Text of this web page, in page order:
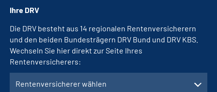
Ihre DRV
Die DRV besteht aus 14 regionalen Rentenversicherern
und den beiden Bundesträgern DRV Bund und DRV KBS.
Wechseln Sie hier direkt zur Seite Ihres
Rentenversicherers:
Rentenversicherer wählen